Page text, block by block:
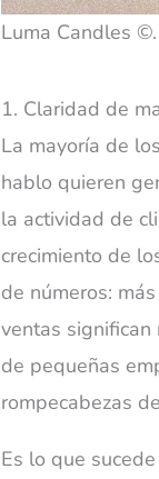
Luma Candles
1. Claridad de
La mayoría de
hablo quieren
la actividad de
crecimiento de
de números:
ventas significan
de pequeñas
rompecabezas
Es lo que sucede